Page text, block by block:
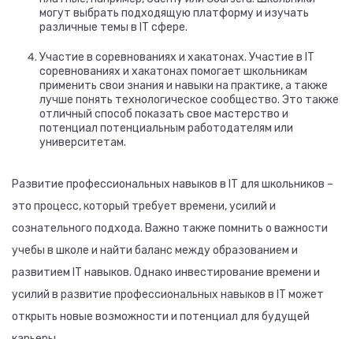
могут выбрать подходящую платформу и изучать
различные темы в IT сфере.
Участие в соревнованиях и хакатонах. Участие в IT
соревнованиях и хакатонах помогает школьникам
применить свои знания и навыки на практике, а также
лучше понять технологическое сообщество. Это также
отличный способ показать свое мастерство и
потенциал потенциальным работодателям или
университетам.
Развитие профессиональных навыков в IT для школьников –
это процесс, который требует времени, усилий и
сознательного подхода. Важно также помнить о важности
учебы в школе и найти баланс между образованием и
развитием IT навыков. Однако инвестирование времени и
усилий в развитие профессиональных навыков в IT может
открыть новые возможности и потенциал для будущей